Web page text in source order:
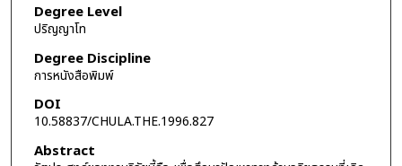
Degree Level
ปริญญาโท
Degree Discipline
การหนังสือพิมพ์
DOI
10.58837/CHULA.THE.1996.827
Abstract